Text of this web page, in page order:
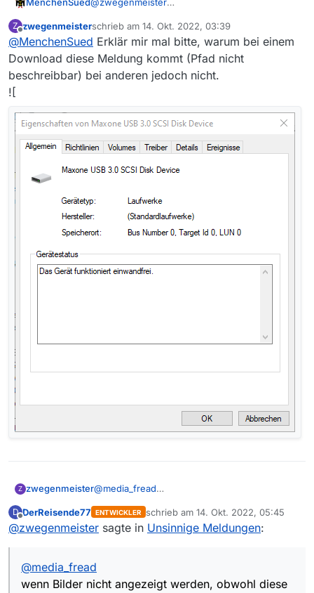
MenchenSued@zwegenmeister
(SATA, USB, SMB, Netz, Cloud, …)
Z
Offline
zwegenmeisterschrieb am 14. Okt. 2022, 03:39
zuletzt editiert von
@MenchenSued Erklär mir mal bitte, warum bei einem
Download diese Meldung kommt (Pfad nicht
beschreibbar) bei anderen jedoch nicht.
![
Z zwegenmeister@media_fread
diese Prozedur zweimal durchgeführt wurde
D DerReisende77 ENTWICKLER schrieb am 14. Okt. 2022, 05:45
zuletzt editiert von
@zwegenmeister sagte in Unsinnige Meldungen:
@media_fread
wenn Bilder nicht angezeigt werden, obwohl diese